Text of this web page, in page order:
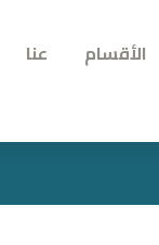
الأقسام عنا